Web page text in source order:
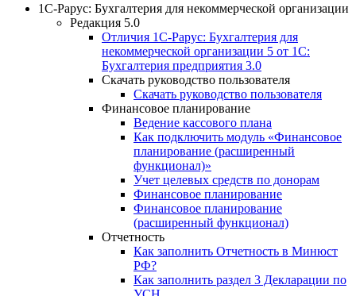
1С-Рарус: Бухгалтерия для некоммерческой организации
Редакция 5.0
Отличия 1С-Рарус: Бухгалтерия для
некоммерческой организации 5 от 1С:
Бухгалтерия предприятия 3.0
Скачать руководство пользователя
Скачать руководство пользователя
Финансовое планирование
Ведение кассового плана
Как подключить модуль «Финансовое
планирование (расширенный
функционал)»
Учет целевых средств по донорам
Финансовое планирование
Финансовое планирование
(расширенный функционал)
Отчетность
Как заполнить Отчетность в Минюст
РФ?
Как заполнить раздел 3 Декларации по